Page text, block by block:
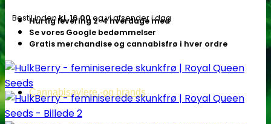
Cannabisavlere -og brands
Bestil indenkl. 16.00og vi afsender i dag
Hurtig levering 2-4 hverdage med
Se vores Google bedømmelser
Gratis merchandise og cannabisfrø i hver ordre